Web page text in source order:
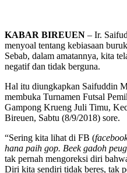
KABAR BIREUEN – Ir.
menyoal tentang kebiasaan
Sebab, dalam amatannya, kita
negatif dan tidak berguna.
Hal itu diungkapkan Saifuddin
membuka Turnamen Futsal
Gampong Krueng Juli Timu,
Bireuen, Sabtu (8/9/2018) sore.
“Sering kita lihat di FB (
hana paih gop. Beek gadoh
tak pernah mengoreksi diri
Diri kita sendiri tidak beres, tak